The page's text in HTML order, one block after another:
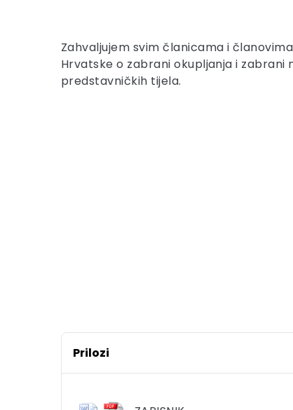
Zahvaljujem svim članicama i
Hrvatske o zabrani okupljanja i
predstavničkih tijela.
Prilozi